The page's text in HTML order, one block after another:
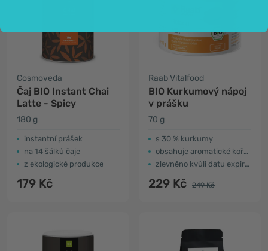
Cosmoveda
Čaj BIO Instant Chai
Latte - Spicy
180 g
instantní prášek
na 14 šálků čaje
z ekologické produkce
179 Kč
Raab Vitalfood
BIO Kurkumový nápoj
v prášku
70 g
s 30 % kurkumy
obsahuje aromatické koření
zlevněno kvůli datu expirace
229 Kč 249 Kč